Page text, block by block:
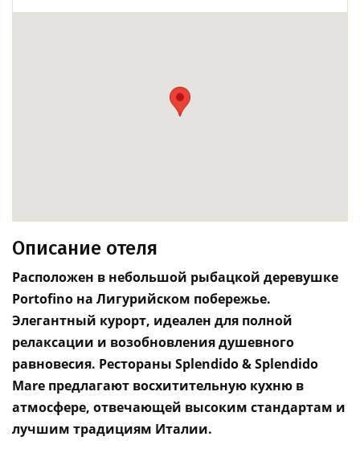
Описание отеля
Расположен в небольшой рыбацкой деревушке
Portofino на Лигурийском побережье.
Элегантный курорт, идеален для полной
релаксации и возобновления душевного
равновесия. Рестораны Splendido & Splendido
Mare предлагают восхитительную кухню в
атмосфере, отвечающей высоким стандартам и
лучшим традициям Италии.